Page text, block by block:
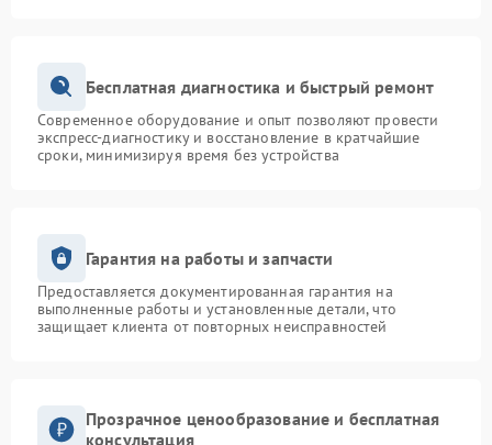
Бесплатная диагностика и быстрый ремонт
Современное оборудование и опыт позволяют провести
экспресс-диагностику и восстановление в кратчайшие
сроки, минимизируя время без устройства
Гарантия на работы и запчасти
Предоставляется документированная гарантия на
выполненные работы и установленные детали, что
защищает клиента от повторных неисправностей
Прозрачное ценообразование и бесплатная
консультация